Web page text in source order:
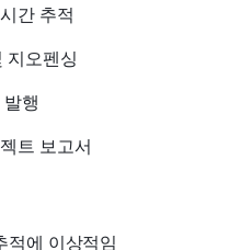
간 추적
지오펜싱
행
트 보고서
적에 이상적임